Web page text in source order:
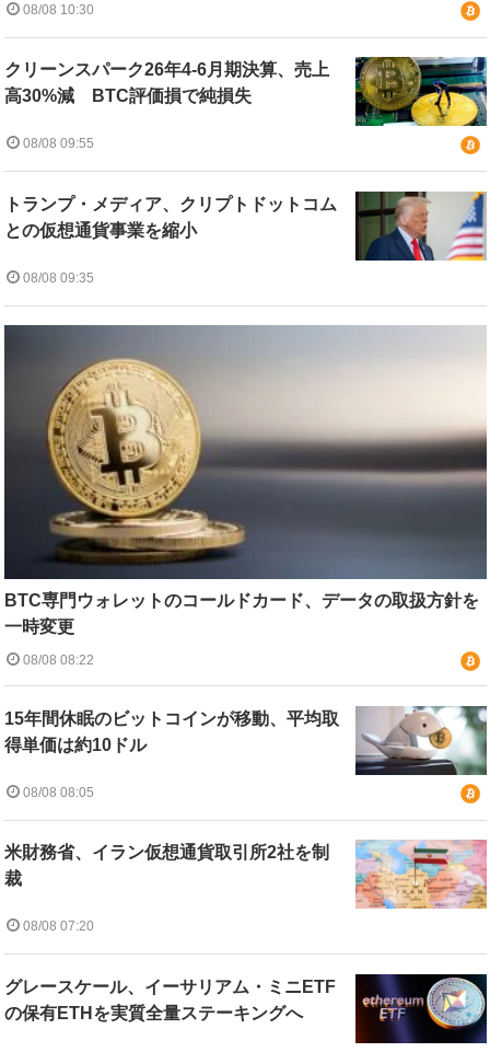
08/08 10:30
クリーンスパーク26年4-6月期決算、売上
高30%減 BTC評価損で純損失
08/08 09:55
トランプ・メディア、クリプトドットコム
との仮想通貨事業を縮小
08/08 09:35
BTC専門ウォレットのコールドカード、データの取扱方針を
一時変更
08/08 08:22
15年間休眠のビットコインが移動、平均取
得単価は約10ドル
08/08 08:05
米財務省、イラン仮想通貨取引所2社を制
裁
08/08 07:20
グレースケール、イーサリアム・ミニETF
の保有ETHを実質全量ステーキングへ